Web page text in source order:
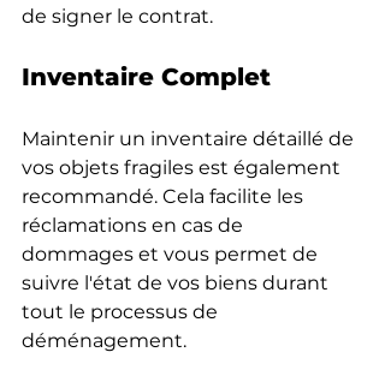
de signer le contrat.
Inventaire Complet
Maintenir un inventaire détaillé de
vos objets fragiles est également
recommandé. Cela facilite les
réclamations en cas de
dommages et vous permet de
suivre l'état de vos biens durant
tout le processus de
déménagement.